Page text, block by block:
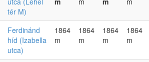
tér M)
Ferdinánd
híd (Izabella
utca)
1864
m
1864
m
1864
m
1864
m